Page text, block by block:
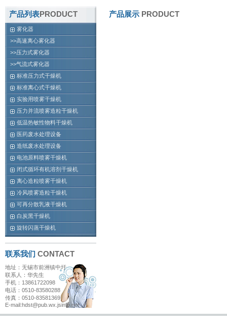
产品列表PRODUCT
雾化器
>>高速离心雾化器
>>压力式雾化器
>>气流式雾化器
标准压力式干燥机
标准离心式干燥机
实验用喷雾干燥机
压力并流喷雾造粒干燥机
低温热敏性物料干燥机
医药废水处理设备
造纸废水处理设备
电池原料喷雾干燥机
闭式循环有机溶剂干燥机
离心造粒喷雾干燥机
冷风喷雾造粒干燥机
可再分散乳液干燥机
白炭黑干燥机
旋转闪蒸干燥机
联系我们 CONTACT
地址：无锡市前洲镇中圩
联系人：华先生
手机：13861722098
电话：0510-83580288
传真：0510-83581369
E-mail:hdst@pub.wx.jsinfo.net
产品展示 PRODUCT